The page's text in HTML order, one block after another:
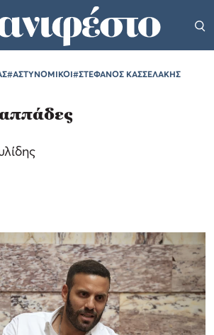
#ΑΣΤΥΝΟΜΙΚΟΙ#ΣΤΕΦΑΝΟΣ ΚΑΣΣΕΛΑΚΗΣ